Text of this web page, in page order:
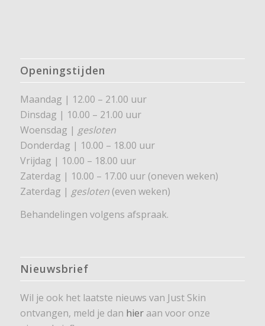
Openingstijden
Maandag | 12.00 – 21.00 uur
Dinsdag | 10.00 – 21.00 uur
Woensdag | gesloten
Donderdag | 10.00 – 18.00 uur
Vrijdag | 10.00 – 18.00 uur
Zaterdag | 10.00 – 17.00 uur (oneven weken)
Zaterdag | gesloten(even weken)
Behandelingen volgens afspraak.
Nieuwsbrief
Wil je ook het laatste nieuws van Just Skin
ontvangen, meld je dan hieraan voor onze